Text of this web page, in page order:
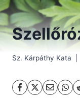
Sz. Kárpáthy Kata